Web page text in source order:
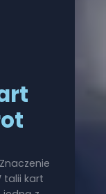
talii kart